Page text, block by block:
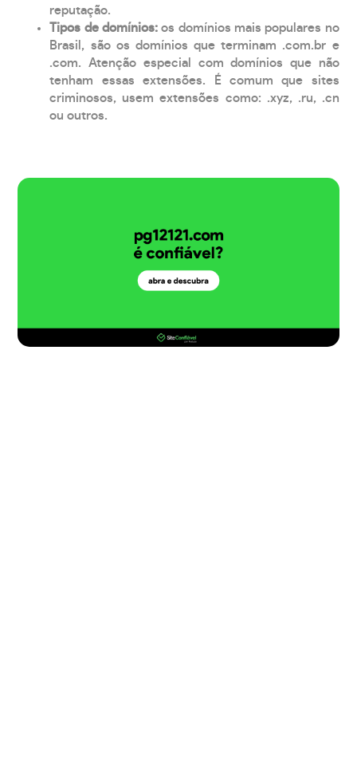
reputação.
Tipos de domínios:os domínios mais populares no
Brasil, são os domínios que terminam .com.br e
.com. Atenção especial com domínios que não
tenham essas extensões. É comum que sites
criminosos, usem extensões como: .xyz, .ru, .cn
ou outros.